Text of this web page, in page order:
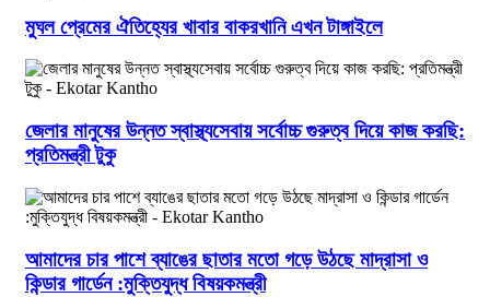
মুঘল প্রেমের ঐতিহ্যের খাবার বাকরখানি এখন টাঙ্গাইলে
জেলার মানুষের উন্নত স্বাস্থ্যসেবায় সর্বোচ্চ গুরুত্ব দিয়ে কাজ করছি:
প্রতিমন্ত্রী টুকু
আমাদের চার পাশে ব্যাঙের ছাতার মতো গড়ে উঠছে মাদ্রাসা ও
কিন্ডার গার্ডেন :মুক্তিযুদ্ধ বিষয়কমন্ত্রী